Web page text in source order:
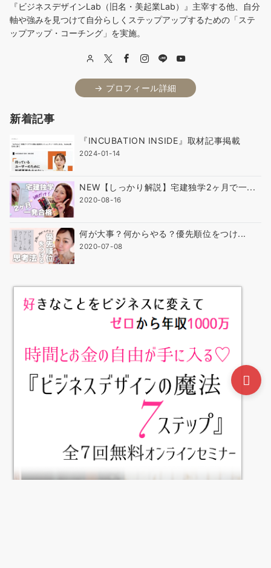
『ビジネスデザインLab（旧名・美起業Lab）』主宰する他、自分
軸や強みを見つけて自分らしくステップアップするための「ステ
ップアップ・コーチング」を実施。
→ プロフィール詳細
新着記事
『INCUBATION INSIDE』取材記事掲載
2024-01-14
NEW【しっかり解説】宅建独学2ヶ月で一...
2020-08-16
何が大事？何からやる？優先順位をつけ...
2020-07-08